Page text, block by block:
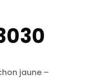
jaune –